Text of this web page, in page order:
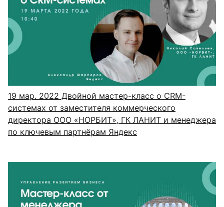
19 мар. 2022 Двойной мастер-класс о CRM-
системах от заместителя коммерческого
директора ООО «НОРБИТ», ГК ЛАНИТ и менеджера
по ключевым партнёрам Яндекс